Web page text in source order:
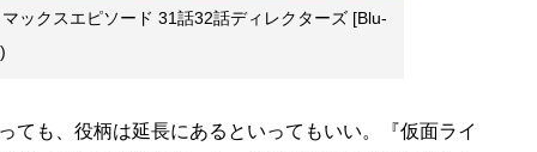
ックスエピソード 31話32話ディレクターズ [Blu-
も、役柄は延長にあるといってもいい。『仮面ライ